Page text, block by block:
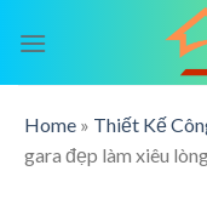
Home » Thiết Kế
gara đẹp làm xiêu